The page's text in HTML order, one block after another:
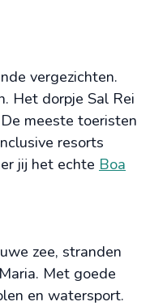
vergezichten.
Het dorpje Sal Rei
meeste toeristen
resorts
jij het echte Boa
zee, stranden
Met goede
en watersport.